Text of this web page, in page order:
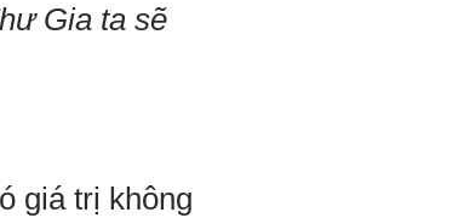
Gia ta sẽ
giá trị không